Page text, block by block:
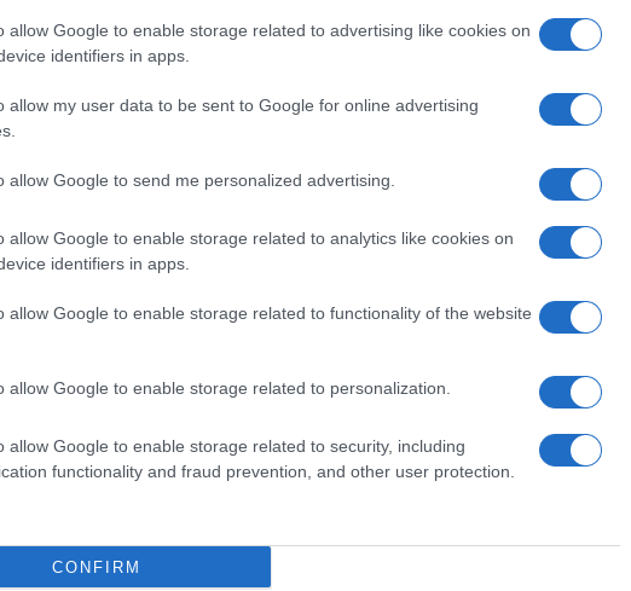
allow Google to enable storage related to advertising like cookies on
identifiers in apps.
allow my user data to be sent to Google for online advertising
allow Google to send me personalized advertising.
allow Google to enable storage related to analytics like cookies on
identifiers in apps.
allow Google to enable storage related to functionality of the website
allow Google to enable storage related to personalization.
allow Google to enable storage related to security, including
functionality and fraud prevention, and other user protection.
CONFIRM
come avanguardia rivoluzionaria
e proprio per questo dobbiamo
ci sono episodi, linguaggi e a volte
e non vanno liquidate come
nemmeno tanto velata, l’ex
islamica bolognese,
Lepore, l’omologo di Modena, monsigor
che a sinistra subito dopo la strage
la stessa impostazione con le stesse
per maggiore inclusione e se non vi sta
lo ripete Majorino che sarà prossimo
e i portaparola della sinistra
non si sa o meglio di una distorsione
responsabilità di una strage maranza, in